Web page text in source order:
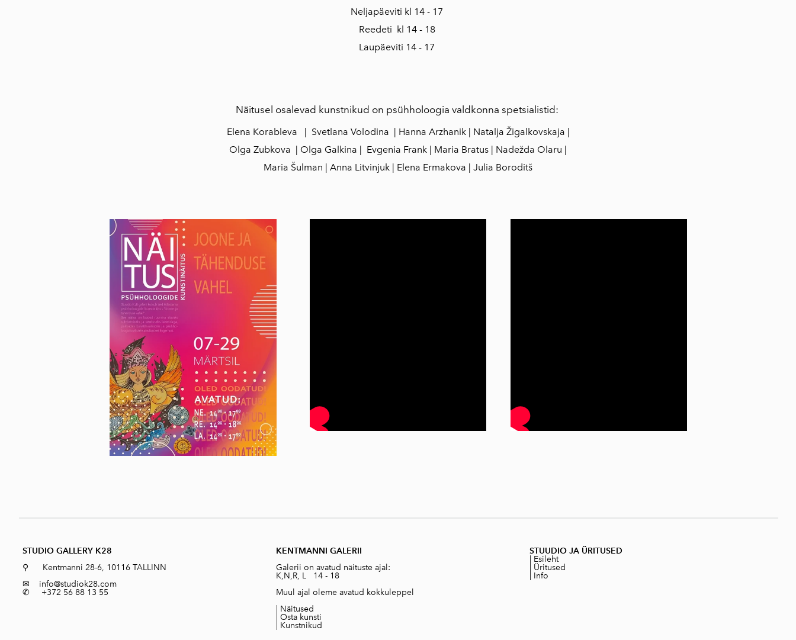
Neljapäeviti kl 14 - 17
Reedeti kl 14 - 18
Laupäeviti 14 - 17
Näitusel osalevad kunstnikud on psühholoogia valdkonna spetsialistid:
Elena Korableva | Svetlana Volodina | Hanna Arzhanik | Natalja Žigalkovskaja |
Olga Zubkova | Olga Galkina | Evgenia Frank | Maria Bratus | Nadežda Olaru |
Maria Šulman | Anna Litvinjuk | Elena Ermakova | Julia Boroditš
STUDIO GALLERY K28
⚲ Kentmanni 28-6, 10116 TALLINN
✉ info@studiok28.com
✆ +372 56 88 13 55
KENTMANNI GALERII
Galerii on avatud näituste ajal:
K,N,R, L 14 - 18
Muul ajal oleme avatud kokkuleppel
Näitused
|Osta kunsti
Kunstnikud
STUUDIO JA ÜRITUSED
Esileht
Üritused
Info